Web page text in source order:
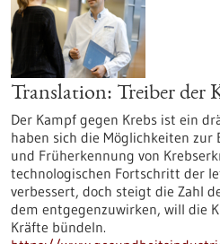
Translation: Treiber der
Der Kampf gegen Krebs ist ein
haben sich die Möglichkeiten zur
und Früherkennung von
technologischen Fortschritt der
verbessert, doch steigt die Zahl
dem entgegenzuwirken, will die
Kräfte bündeln.